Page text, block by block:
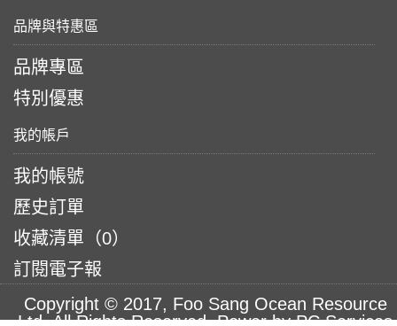
品牌與特惠區
品牌專區
特別優惠
我的帳戶
我的帳號
歷史訂單
收藏清單（0）
訂閱電子報
Copyright © 2017, Foo Sang Ocean Resource
Ltd, All Rights Reserved. Power by PC Services